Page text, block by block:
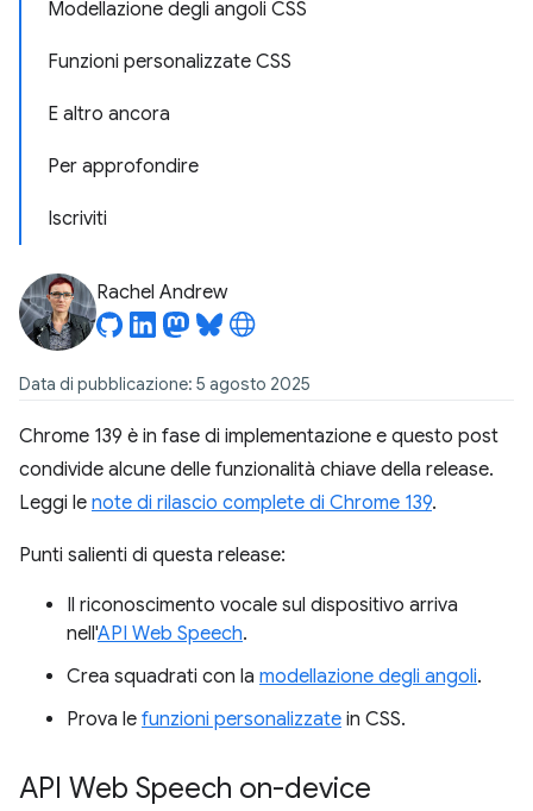
Modellazione degli angoli CSS
Funzioni personalizzate CSS
E altro ancora
Per approfondire
Iscriviti
Rachel Andrew
Data di pubblicazione: 5 agosto 2025
Chrome 139 è in fase di implementazione e questo post
condivide alcune delle funzionalità chiave della release.
Leggi le note di rilascio complete di Chrome 139.
Punti salienti di questa release:
Il riconoscimento vocale sul dispositivo arriva
nell'API Web Speech.
Crea squadrati con la modellazione degli angoli.
Prova le funzioni personalizzate in CSS.
API Web Speech on-device